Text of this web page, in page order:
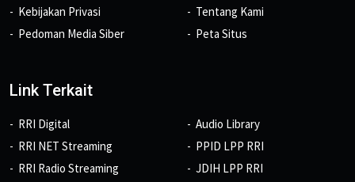
Kebijakan Privasi
Pedoman Media Siber
Tentang Kami
Peta Situs
Link Terkait
RRI Digital
RRI NET Streaming
RRI Radio Streaming
Audio Library
PPID LPP RRI
JDIH LPP RRI